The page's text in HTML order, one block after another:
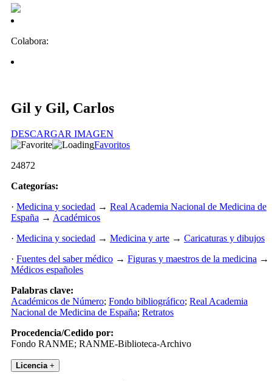
Colabora:
Gil y Gil, Carlos
DESCARGAR IMAGEN
Favoritos
24872
Categorías:
· Medicina y sociedad → Real Academia Nacional de Medicina de
España → Académicos
· Medicina y sociedad → Medicina y arte → Caricaturas y dibujos
· Fuentes del saber médico → Figuras y maestros de la medicina →
Médicos españoles
Palabras clave:
Académicos de Número; Fondo bibliográfico; Real Academia
Nacional de Medicina de España; Retratos
Procedencia/Cedido por:
Fondo RANME; RANME-Biblioteca-Archivo
Licencia +